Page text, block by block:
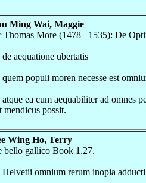
Ming Wai, Maggie
Thomas More (1478 –1535): De
de aequatione ubertatis
quem populi moren necesse est
atque ea cum aequabiliter ad omnes
mendicus possit.
Wing Ho, Terry
bello gallico Book 1.27.
Helvetii omnium rerum inopia